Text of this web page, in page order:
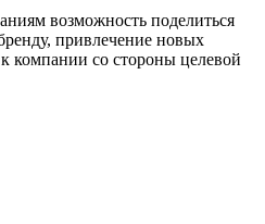
возможность поделиться
привлечение новых
компании со стороны целевой